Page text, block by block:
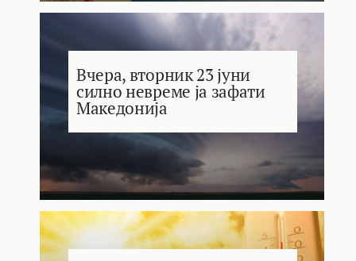
Вчера, вторник 23 јуни
силно невреме ја зафати
Македонија